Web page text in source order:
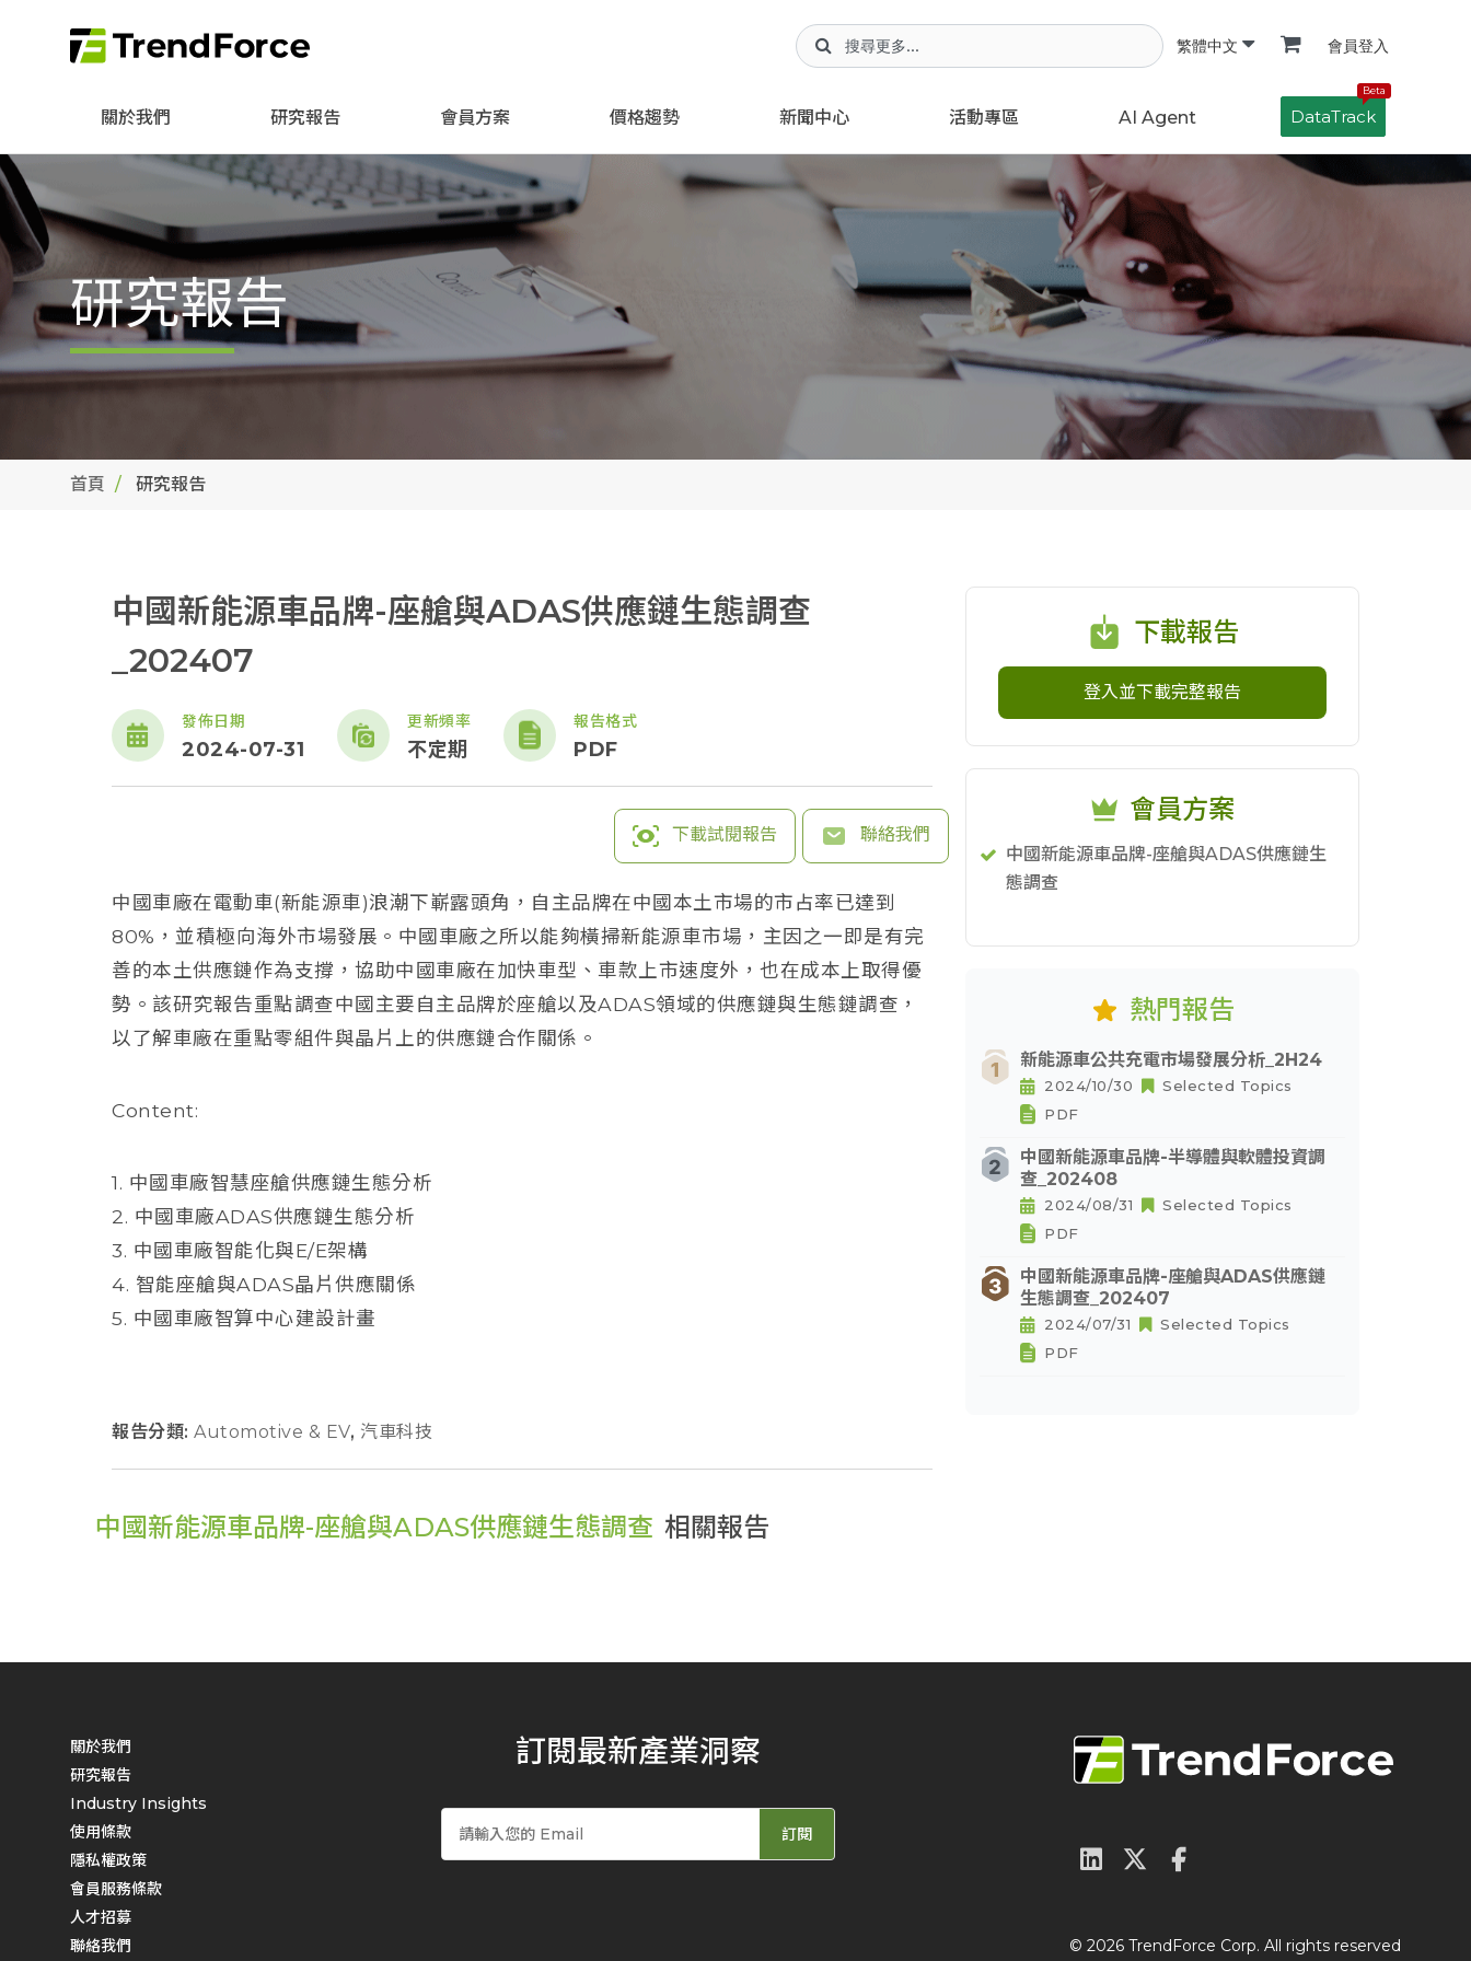
繁體中文 會員登入
關於我們 研究報告 會員方案 價格趨勢 新聞中心 活動專區 AI Agent
Beta
DataTrack
研究報告
首頁 研究報告
中國新能源車品牌-座艙與ADAS供應鏈生態調查
_202407
發佈日期
2024-07-31
更新頻率
不定期
報告格式
PDF
下載試閱報告 聯絡我們
中國車廠在電動車(新能源車)浪潮下嶄露頭角，自主品牌在中國本土市場的市占率已達到
80%，並積極向海外市場發展。中國車廠之所以能夠橫掃新能源車市場，主因之一即是有完
善的本土供應鏈作為支撐，協助中國車廠在加快車型、車款上市速度外，也在成本上取得優
勢。該研究報告重點調查中國主要自主品牌於座艙以及ADAS領域的供應鏈與生態鏈調查，
以了解車廠在重點零組件與晶片上的供應鏈合作關係。
Content:
1. 中國車廠智慧座艙供應鏈生態分析
2. 中國車廠ADAS供應鏈生態分析
3. 中國車廠智能化與E/E架構
4. 智能座艙與ADAS晶片供應關係
5. 中國車廠智算中心建設計畫
報告分類: Automotive & EV, 汽車科技
中國新能源車品牌-座艙與ADAS供應鏈生態調查 相關報告
下載報告
登入並下載完整報告
會員方案
中國新能源車品牌-座艙與ADAS供應鏈生
態調查
熱門報告
新能源車公共充電市場發展分析_2H24
2024/10/30
Selected Topics
PDF
中國新能源車品牌-半導體與軟體投資調
查_202408
2024/08/31
Selected Topics
PDF
中國新能源車品牌-座艙與ADAS供應鏈
生態調查_202407
2024/07/31
Selected Topics
PDF
關於我們
研究報告
Industry Insights
使用條款
隱私權政策
會員服務條款
人才招募
聯絡我們
訂閱最新產業洞察
訂閱
© 2026 TrendForce Corp. All rights reserved